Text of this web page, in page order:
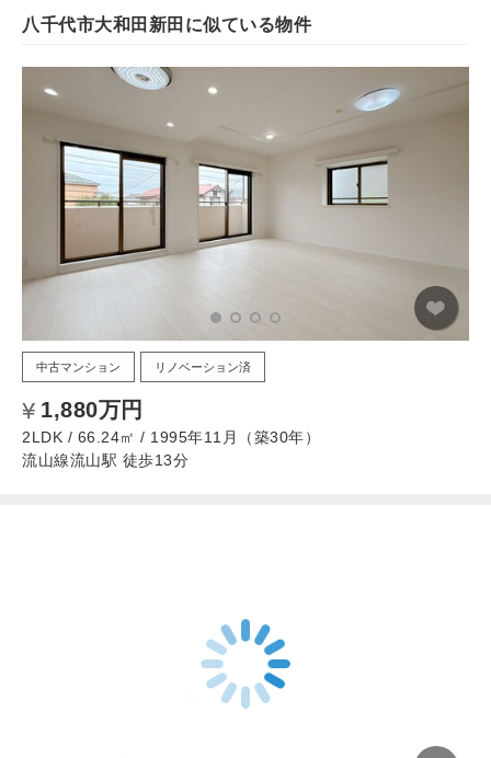
八千代市大和田新田に似ている物件
中古マンション リノベーション済
1,880万円
2LDK / 66.24㎡ / 1995年11月（築30年）
流山線流山駅 徒歩13分